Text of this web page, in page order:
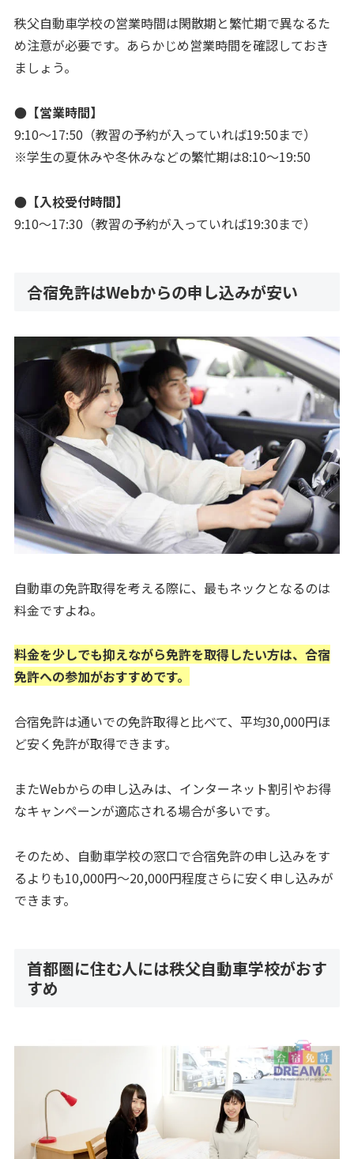
秩父自動車学校の営業時間は閑散期と繁忙期で異なるた
め注意が必要です。あらかじめ営業時間を確認しておき
ましょう。
●【営業時間】
9:10～17:50（教習の予約が入っていれば19:50まで）
※学生の夏休みや冬休みなどの繁忙期は8:10～19:50
●【入校受付時間】
9:10～17:30（教習の予約が入っていれば19:30まで）
合宿免許はWebからの申し込みが安い
自動車の免許取得を考える際に、最もネックとなるのは
料金ですよね。
料金を少しでも抑えながら免許を取得したい方は、合宿
免許への参加がおすすめです。
合宿免許は通いでの免許取得と比べて、平均30,000円ほ
ど安く免許が取得できます。
またWebからの申し込みは、インターネット割引やお得
なキャンペーンが適応される場合が多いです。
そのため、自動車学校の窓口で合宿免許の申し込みをす
るよりも10,000円〜20,000円程度さらに安く申し込みが
できます。
首都圏に住む人には秩父自動車学校がおす
すめ